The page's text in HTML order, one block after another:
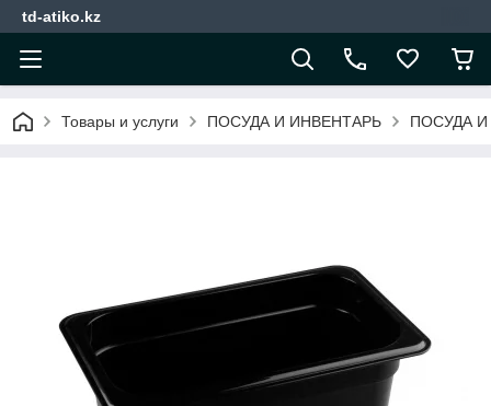
td-atiko.kz
Товары и услуги ПОСУДА И ИНВЕНТАРЬ ПОСУДА